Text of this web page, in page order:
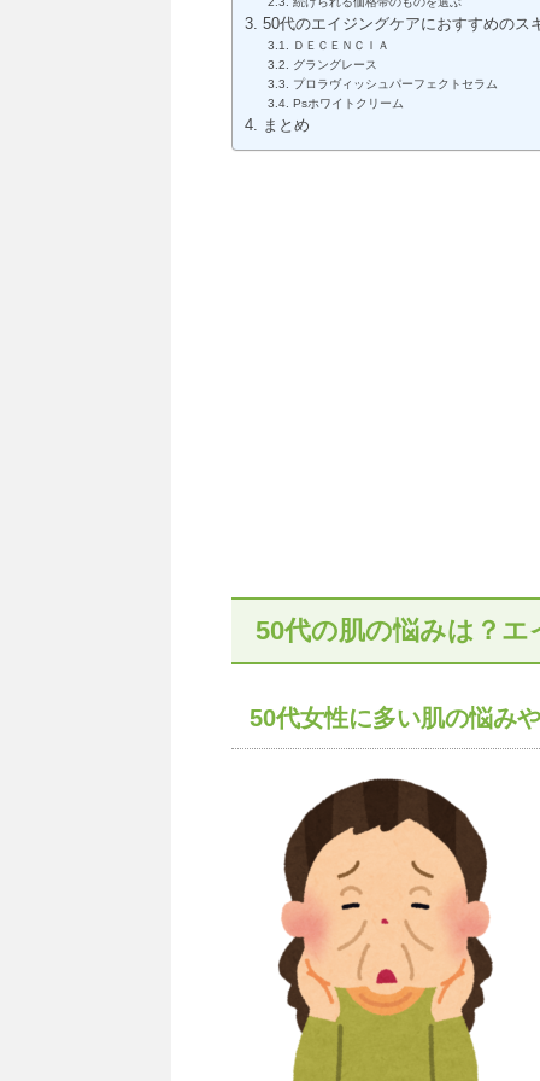
50代のエイジングケアにおすすめのス
ＤＥＣＥＮＣＩＡ
グラングレース
プロラヴィッシュパーフェクトセラム
Psホワイトクリーム
まとめ
50代の肌の悩みは？
50代女性に多い肌の悩み